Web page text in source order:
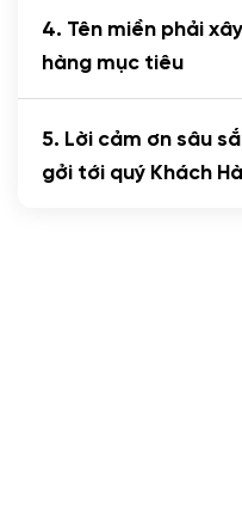
4. Tên miền phải
hàng mục tiêu
5. Lời cảm ơn sâu
gởi tới quý Khách